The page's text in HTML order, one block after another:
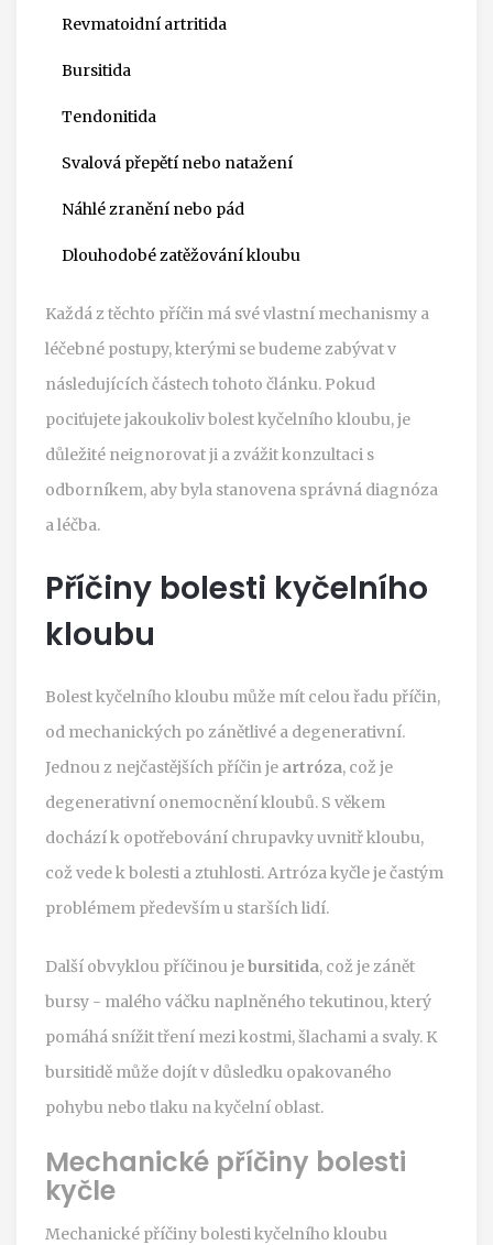
Revmatoidní artritida
Bursitida
Tendonitida
Svalová přepětí nebo natažení
Náhlé zranění nebo pád
Dlouhodobé zatěžování kloubu
Každá z těchto příčin má své vlastní mechanismy a
léčebné postupy, kterými se budeme zabývat v
následujících částech tohoto článku. Pokud
pociťujete jakoukoliv bolest kyčelního kloubu, je
důležité neignorovat ji a zvážit konzultaci s
odborníkem, aby byla stanovena správná diagnóza
a léčba.
Příčiny bolesti kyčelního
kloubu
Bolest kyčelního kloubu může mít celou řadu příčin,
od mechanických po zánětlivé a degenerativní.
Jednou z nejčastějších příčin je artróza, což je
degenerativní onemocnění kloubů. S věkem
dochází k opotřebování chrupavky uvnitř kloubu,
což vede k bolesti a ztuhlosti. Artróza kyčle je častým
problémem především u starších lidí.
Další obvyklou příčinou jebursitida, což je zánět
bursy - malého váčku naplněného tekutinou, který
pomáhá snížit tření mezi kostmi, šlachami a svaly. K
bursitidě může dojít v důsledku opakovaného
pohybu nebo tlaku na kyčelní oblast.
Mechanické příčiny bolesti
kyčle
Mechanické příčiny bolesti kyčelního kloubu